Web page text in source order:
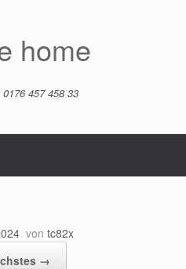
home
457 458 33
von tc82x
→